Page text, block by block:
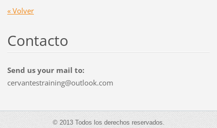
« Volver
Contacto
Send us your mail to:
cervantestraining@outlook.com
© 2013 Todos los derechos reservados.